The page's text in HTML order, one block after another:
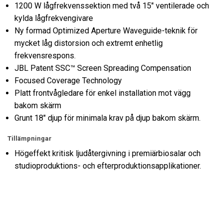
1200 W lågfrekvenssektion med två 15" ventilerade och
kylda lågfrekvengivare
Ny formad Optimized Aperture Waveguide-teknik för
mycket låg distorsion och extremt enhetlig
frekvensrespons.
JBL Patent SSC™ Screen Spreading Compensation
Focused Coverage Technology
Platt frontvågledare för enkel installation mot vägg
bakom skärm
Grunt 18" djup för minimala krav på djup bakom skärm.
Tillämpningar
Högeffekt kritisk ljudåtergivning i premiärbiosalar och
studioproduktions- och efterproduktionsapplikationer.